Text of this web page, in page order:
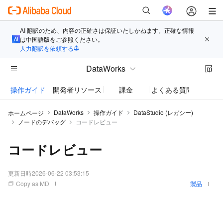
AI 翻訳のため、内容の正確さは保証いたしかねます。正確な情報
は中国語版をご参照ください。
人力翻訳を依頼する
DataWorks
操作ガイド 開発者リソース 課金 よくある質問
ホームページ DataWorks 操作ガイド
DataStudio (レガシー)
ノードのデバッグ
コードレビュー
コードレビュー
更新日時2026-06-22 03:53:15
Copy as MD
製品